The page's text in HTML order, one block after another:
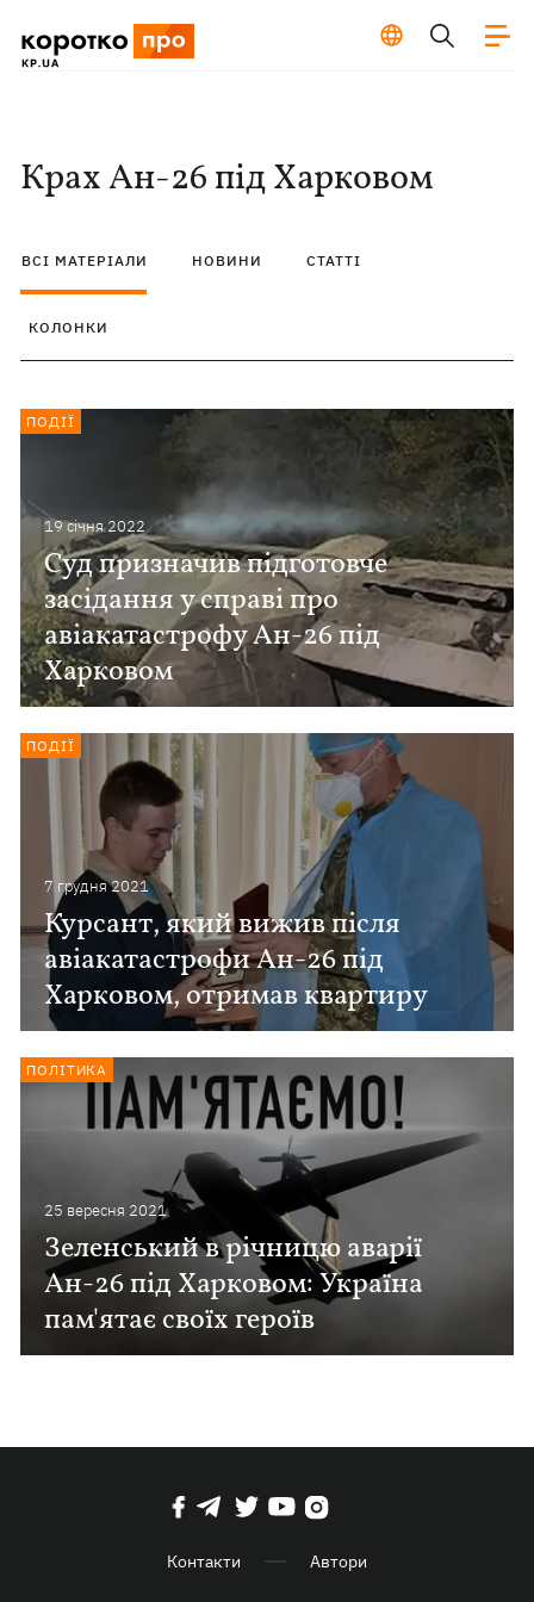
Крах Ан-26 під Харковом
ВСІ МАТЕРІАЛИ НОВИНИ СТАТТІ
КОЛОНКИ
19 сiчня 2022
Суд призначив підготовче
засідання у справі про
авіакатастрофу Ан-26 під
Харковом
ПОДІЇ
7 грудня 2021
Курсант, який вижив після
авіакатастрофи Ан-26 під
Харковом, отримав квартиру
ПОДІЇ
25 вересня 2021
Зеленський в річницю аварії
Ан-26 під Харковом: Україна
пам'ятає своїх героїв
ПОЛІТИКА
Контакти Автори